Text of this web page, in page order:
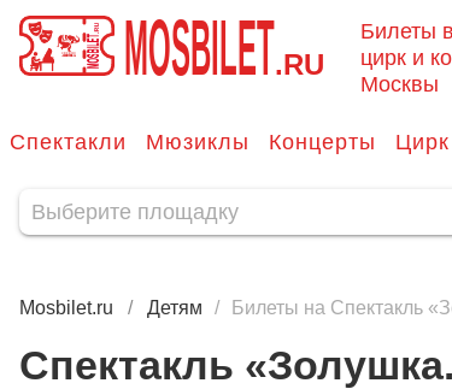
MOSBILET.RU
Билеты
цирк и
Москвы
Спектакли Мюзиклы Концерты Цирк
Mosbilet.ru Детям Билеты на Спектакль
Спектакль